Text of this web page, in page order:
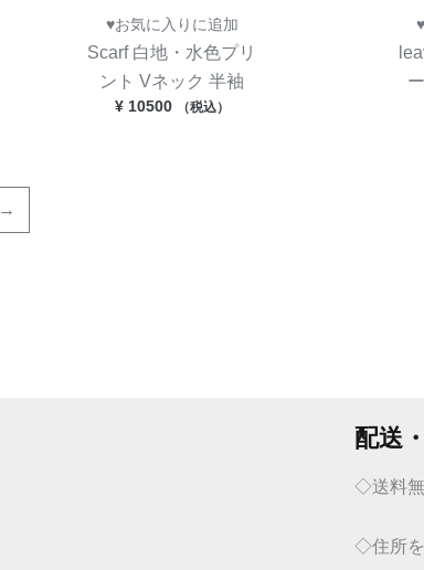
♥お気に入りに追加
Scarf 白地・水色プリ
ント Vネック 半袖
¥10500 （税込）
→
配送
◇送料無
◇住所を